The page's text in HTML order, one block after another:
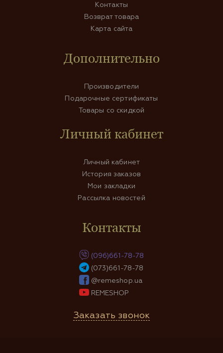
Контакты
Возврат товара
Карта сайта
Дополнительно
Производители
Подарочные сертификаты
Товары со скидкой
Личный кабинет
Личный кабинет
История заказов
Мои закладки
Рассылка новостей
Контакты
(096)661-78-78
(073)661-78-78
@remeshop.ua
REMESHOP
Заказать звонок